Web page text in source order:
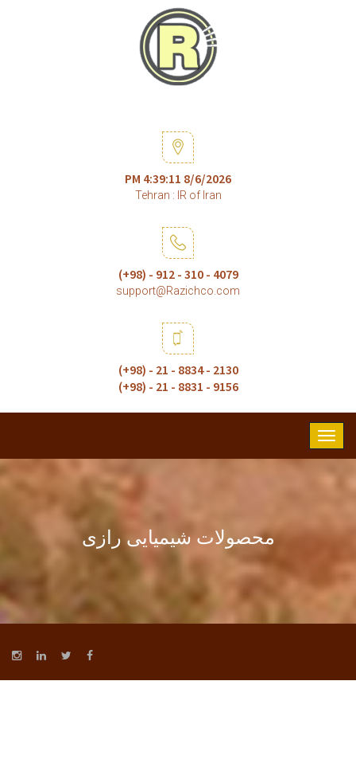
8/6/2026 4:39:11 PM
Tehran : IR of Iran
4079 - 310 - 912 - (98+)
support@Razichco.com
2130 - 8834 - 21 - (98+)
9156 - 8831 - 21 - (98+)
محصولات شیمیایی رازی